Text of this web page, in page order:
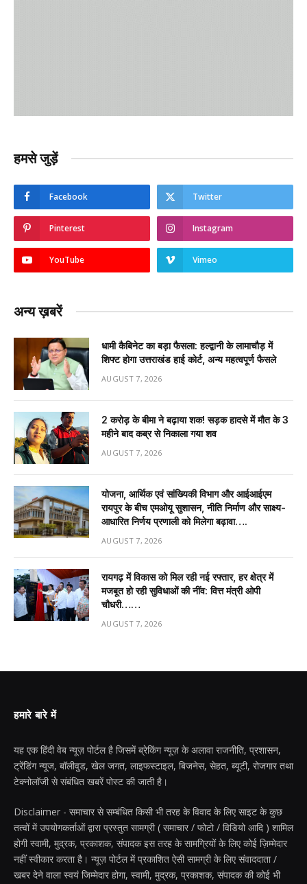
हमसे जुड़ें
Facebook Twitter
Pinterest Instagram
YouTube Vimeo
अन्य ख़बरें
धामी कैबिनेट का बड़ा फैसला: हल्द्वानी के लामाचौड़ में
शिफ्ट होगा उत्तराखंड हाई कोर्ट, अन्य महत्वपूर्ण फैसले
AUGUST 7, 2026
2 करोड़ के बीमा ने बढ़ाया शक! सड़क हादसे में मौत के 3
महीने बाद कब्र से निकाला गया शव
AUGUST 7, 2026
योजना, आर्थिक एवं सांख्यिकी विभाग और आईआईएम
रायपुर के बीच एमओयू सुशासन, नीति निर्माण और साक्ष्य-
आधारित निर्णय प्रणाली को मिलेगा बढ़ावा….
AUGUST 7, 2026
रायगढ़ में विकास को मिल रही नई रफ्तार, हर क्षेत्र में
मजबूत हो रही सुविधाओं की नींव: वित्त मंत्री ओपी
चौधरी……
AUGUST 7, 2026
हमारे बारे में
यह एक हिंदी वेब न्यूज़ पोर्टल है जिसमें ब्रेकिंग न्यूज़ के अलावा राजनीति, प्रशासन,
ट्रेंडिंग न्यूज, बॉलीवुड, खेल जगत, लाइफस्टाइल, बिजनेस, सेहत, ब्यूटी, रोजगार तथा
टेक्नोलॉजी से संबंधित खबरें पोस्ट की जाती है।
Disclaimer - समाचार से सम्बंधित किसी भी तरह के विवाद के लिए साइट के कुछ
तत्वों में उपयोगकर्ताओं द्वारा प्रस्तुत सामग्री ( समाचार / फोटो / विडियो आदि ) शामिल
होगी स्वामी, मुद्रक, प्रकाशक, संपादक इस तरह के सामग्रियों के लिए कोई ज़िम्मेदार
नहीं स्वीकार करता है। न्यूज़ पोर्टल में प्रकाशित ऐसी सामग्री के लिए संवाददाता /
खबर देने वाला स्वयं जिम्मेदार होगा, स्वामी, मुद्रक, प्रकाशक, संपादक की कोई भी